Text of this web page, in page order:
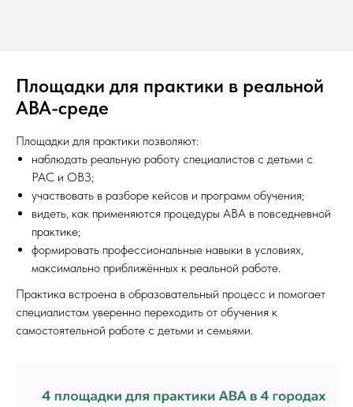
Площадки для практики в реальной
ABA-среде
Площадки для практики позволяют:
наблюдать реальную работу специалистов с детьми с
РАС и ОВЗ;
участвовать в разборе кейсов и программ обучения;
видеть, как применяются процедуры ABA в повседневной
практике;
формировать профессиональные навыки в условиях,
максимально приближённых к реальной работе.
Практика встроена в образовательный процесс и помогает
специалистам уверенно переходить от обучения к
самостоятельной работе с детьми и семьями.